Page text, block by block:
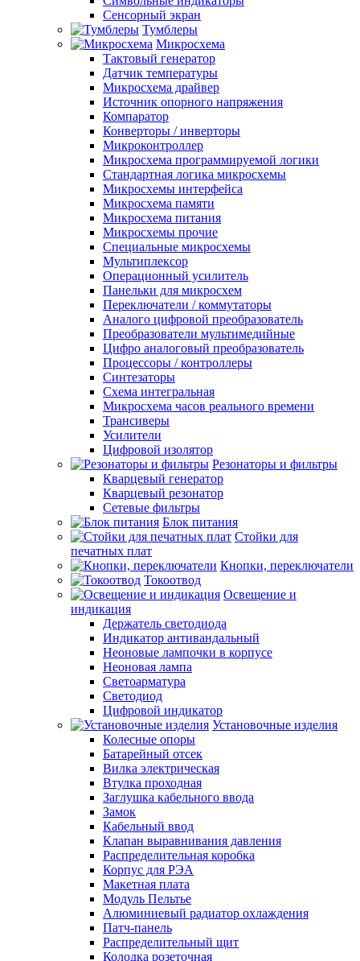
Сенсорный экран
Тумблеры
Микросхема
Тактовый генератор
Датчик температуры
Микросхема драйвер
Источник опорного напряжения
Компаратор
Конверторы / инверторы
Микроконтроллер
Микросхема программируемой логики
Стандартная логика микросхемы
Микросхемы интерфейса
Микросхема памяти
Микросхема питания
Микросхемы прочие
Специальные микросхемы
Мультиплексор
Операционный усилитель
Панельки для микросхем
Переключатели / коммутаторы
Аналого цифровой преобразователь
Преобразователи мультимедийные
Цифро аналоговый преобразователь
Процессоры / контроллеры
Синтезаторы
Схема интегральная
Микросхема часов реального времени
Трансиверы
Усилители
Цифровой изолятор
Резонаторы и фильтры
Кварцевый генератор
Кварцевый резонатор
Сетевые фильтры
Блок питания
Стойки для
печатных плат
Кнопки, переключатели
Токоотвод
Освещение и
индикация
Держатель светодиода
Индикатор антивандальный
Неоновые лампочки в корпусе
Неоновая лампа
Светоарматура
Светодиод
Цифровой индикатор
Установочные изделия
Колесные опоры
Батарейный отсек
Вилка электрическая
Втулка проходная
Заглушка кабельного ввода
Замок
Кабельный ввод
Клапан выравнивания давления
Распределительная коробка
Корпус для РЭА
Макетная плата
Модуль Пельтье
Алюминиевый радиатор охлаждения
Патч-панель
Распределительный щит
Колодка розеточная